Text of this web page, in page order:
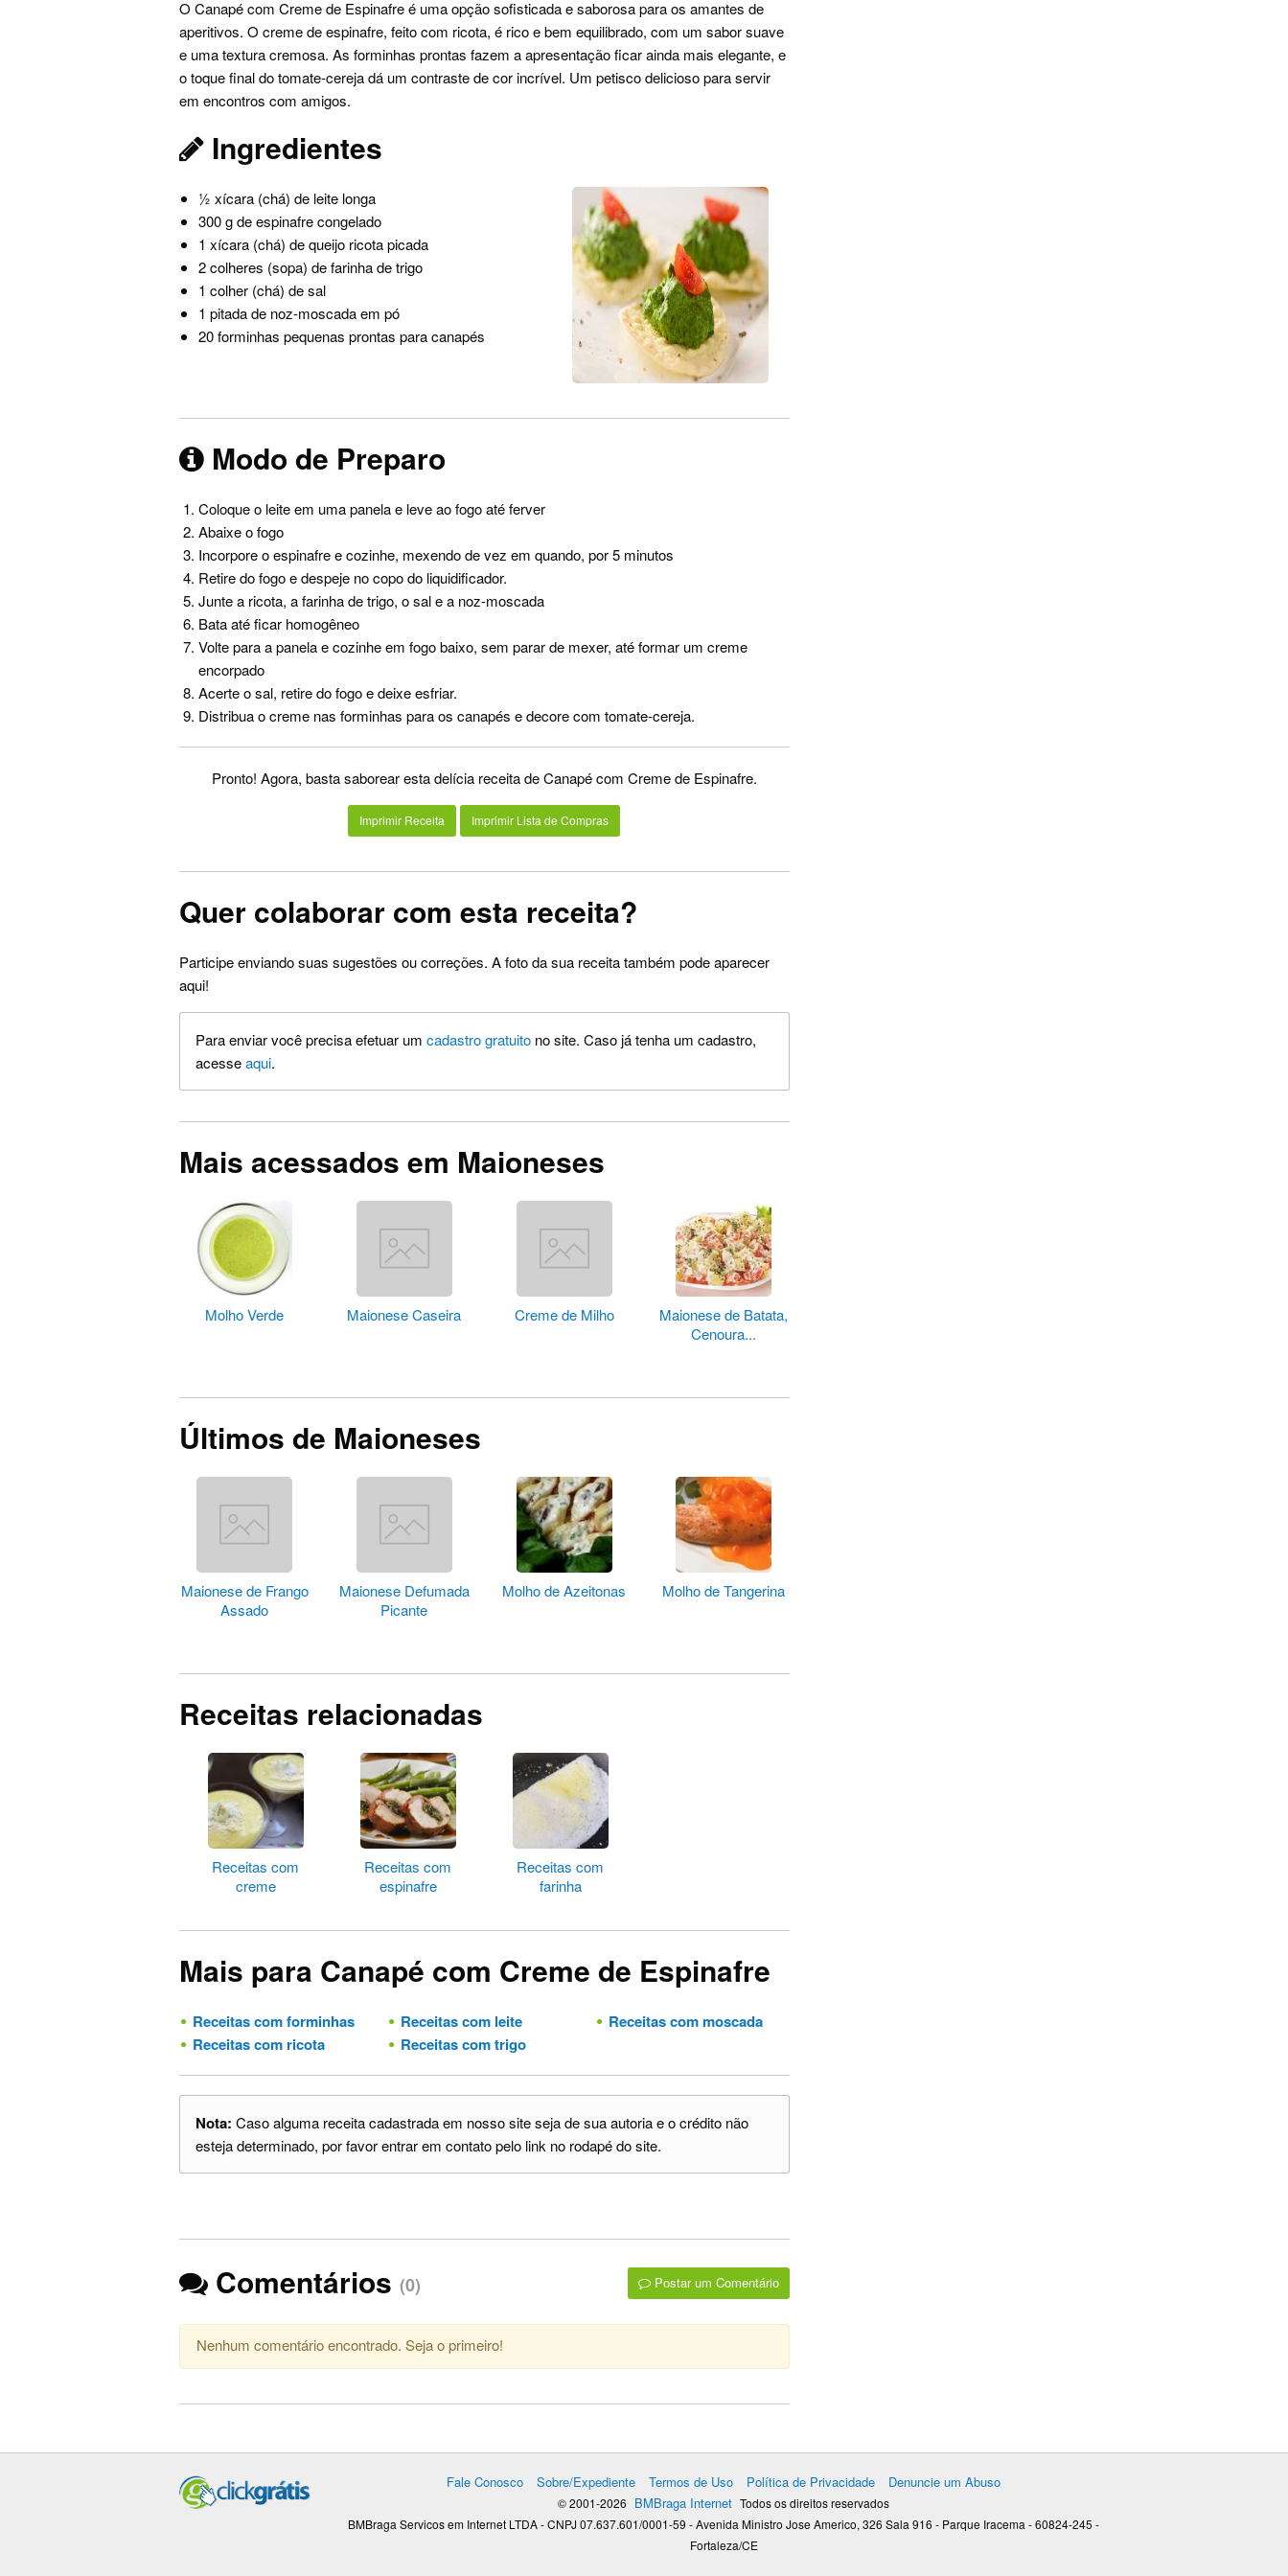
O Canapé com Creme de Espinafre é uma opção sofisticada e saborosa para os amantes de
aperitivos. O creme de espinafre, feito com ricota, é rico e bem equilibrado, com um sabor suave
e uma textura cremosa. As forminhas prontas fazem a apresentação ficar ainda mais elegante, e
o toque final do tomate-cereja dá um contraste de cor incrível. Um petisco delicioso para servir
em encontros com amigos.
Ingredientes
½ xícara (chá) de leite longa
300 g de espinafre congelado
1 xícara (chá) de queijo ricota picada
2 colheres (sopa) de farinha de trigo
1 colher (chá) de sal
1 pitada de noz-moscada em pó
20 forminhas pequenas prontas para canapés
Modo de Preparo
Coloque o leite em uma panela e leve ao fogo até ferver
Abaixe o fogo
Incorpore o espinafre e cozinhe, mexendo de vez em quando, por 5 minutos
Retire do fogo e despeje no copo do liquidificador.
Junte a ricota, a farinha de trigo, o sal e a noz-moscada
Bata até ficar homogêneo
Volte para a panela e cozinhe em fogo baixo, sem parar de mexer, até formar um creme
encorpado
Acerte o sal, retire do fogo e deixe esfriar.
Distribua o creme nas forminhas para os canapés e decore com tomate-cereja.
Pronto! Agora, basta saborear esta delícia receita de Canapé com Creme de Espinafre.
Imprimir Receita Imprimir Lista de Compras
Quer colaborar com esta receita?
Participe enviando suas sugestões ou correções. A foto da sua receita também pode aparecer
aqui!
Para enviar você precisa efetuar um cadastro gratuito no site. Caso já tenha um cadastro,
acesseaqui.
Mais acessados em Maioneses
Molho Verde Maionese Caseira Creme de Milho
Maionese de Batata,
Cenoura...
Últimos de Maioneses
Maionese de Frango
Assado
Maionese Defumada
Picante
Molho de Azeitonas Molho de Tangerina
Receitas relacionadas
Receitas com
creme
Receitas com
espinafre
Receitas com
farinha
Mais para Canapé com Creme de Espinafre
Receitas com forminhas Receitas com leite
Receitas com moscada
Receitas com ricota
Receitas com trigo
Nota: Caso alguma receita cadastrada em nosso site seja de sua autoria e o crédito não
esteja determinado, por favor entrar em contato pelo link no rodapé do site.
Comentários (0) Postar um Comentário
Nenhum comentário encontrado. Seja o primeiro!
Fale Conosco Sobre/Expediente Termos de Uso Política de Privacidade Denuncie um Abuso
© 2001-2026 BMBraga Internet Todos os direitos reservados
BMBraga Servicos em Internet LTDA - CNPJ 07.637.601/0001-59 - Avenida Ministro Jose Americo, 326 Sala 916 - Parque Iracema - 60824-245 -
Fortaleza/CE